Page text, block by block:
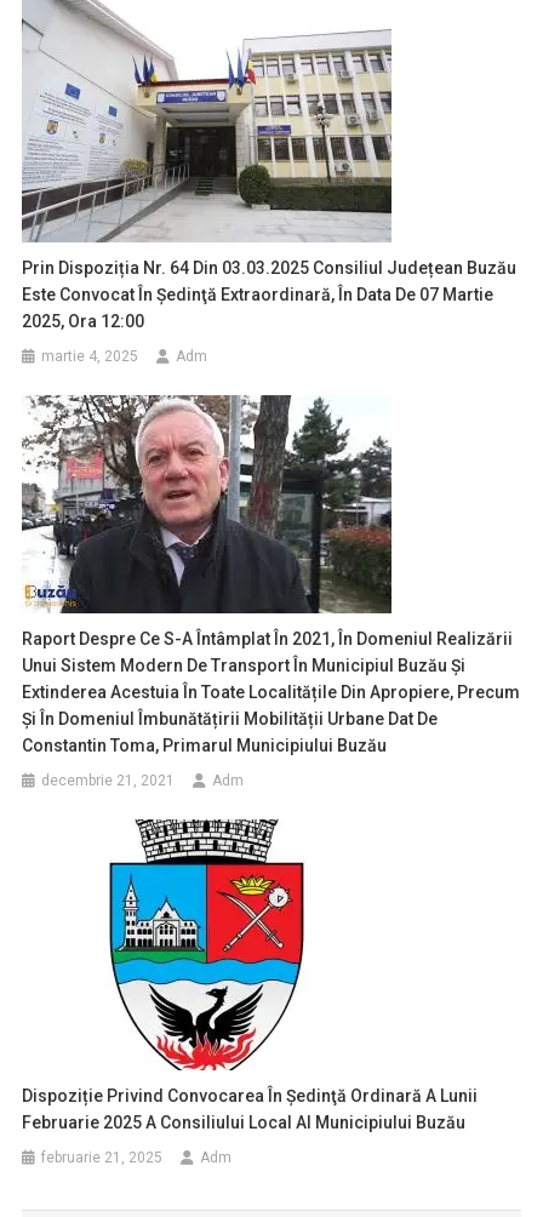
Prin Dispoziția Nr. 64 Din 03.03.2025 Consiliul Județean Buzău
Este Convocat În Şedinţă Extraordinară, În Data De 07 Martie
2025, Ora 12:00
martie 4, 2025 Adm
Raport Despre Ce S-A Întâmplat În 2021, În Domeniul Realizării
Unui Sistem Modern De Transport În Municipiul Buzău Și
Extinderea Acestuia În Toate Localitățile Din Apropiere, Precum
Și În Domeniul Îmbunătățirii Mobilității Urbane Dat De
Constantin Toma, Primarul Municipiului Buzău
decembrie 21, 2021 Adm
Dispoziție Privind Convocarea În Şedinţă Ordinară A Lunii
Februarie 2025 A Consiliului Local Al Municipiului Buzău
februarie 21, 2025 Adm